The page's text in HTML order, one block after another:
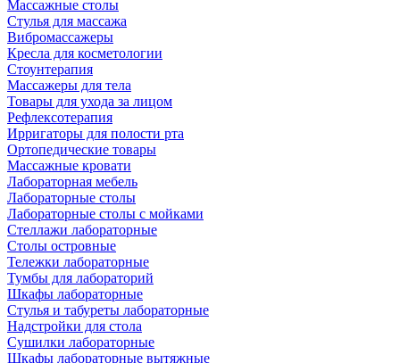
Массажные столы
Стулья для массажа
Вибромассажеры
Кресла для косметологии
Стоунтерапия
Массажеры для тела
Товары для ухода за лицом
Рефлексотерапия
Ирригаторы для полости рта
Ортопедические товары
Массажные кровати
Лабораторная мебель
Лабораторные столы
Лабораторные столы с мойками
Стеллажи лабораторные
Столы островные
Тележки лабораторные
Тумбы для лабораторий
Шкафы лабораторные
Стулья и табуреты лабораторные
Надстройки для стола
Сушилки лабораторные
Шкафы лабораторные вытяжные